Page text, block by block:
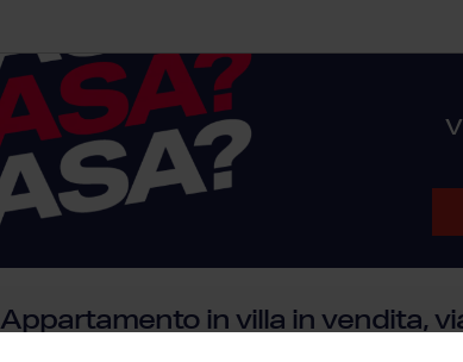
Appartamento in villa in vendita,